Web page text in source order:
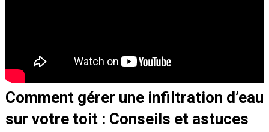
Comment gérer une infiltration d’eau
sur votre toit : Conseils et astuces